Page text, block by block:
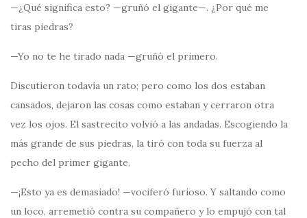
—¿Qué significa esto? —gruñó el gigante—. ¿Por qué me
tiras piedras?
—Yo no te he tirado nada —gruñó el primero.
Discutieron todavía un rato; pero como los dos estaban
cansados, dejaron las cosas como estaban y cerraron otra
vez los ojos. El sastrecito volvió a las andadas. Escogiendo la
más grande de sus piedras, la tiró con toda su fuerza al
pecho del primer gigante.
—¡Esto ya es demasiado! —vociferó furioso. Y saltando como
un loco, arremetió contra su compañero y lo empujó con tal